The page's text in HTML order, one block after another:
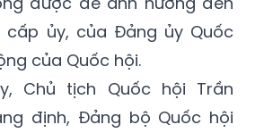
ủy, của Đảng ủy Quốc
của Quốc hội.
Chủ tịch Quốc hội Trần
định, Đảng bộ Quốc hội